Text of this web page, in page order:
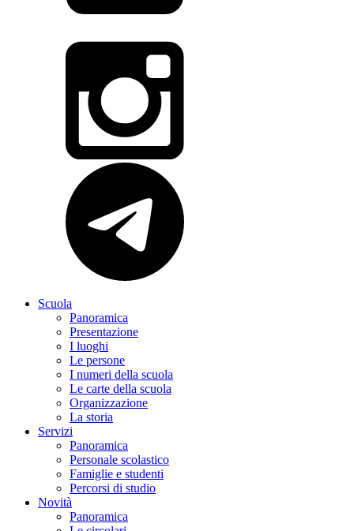
Scuola
Panoramica
Presentazione
I luoghi
Le persone
I numeri della scuola
Le carte della scuola
Organizzazione
La storia
Servizi
Panoramica
Personale scolastico
Famiglie e studenti
Percorsi di studio
Novità
Panoramica